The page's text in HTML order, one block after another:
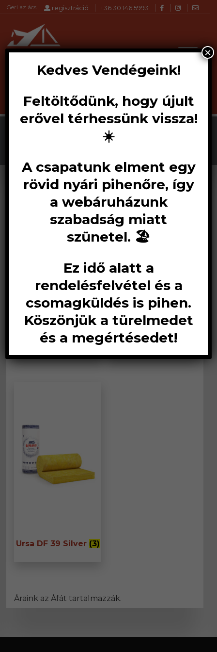
Geri az ács regisztráció +36 30 146 5993
Products
search
KERESÉS
Hőszigetelés
Knauf üveg-
ásványgyapot
szigetelések(9)
Rockwool üveg-
ásványgyapot
szigetelések(4)
Ursa DF 39 Silver (3)
Áraink az Áfát tartalmazzák.
Kedves Vendégeink!
Feltöltődünk, hogy újult
erővel térhessünk vissza!
☀️
A csapatunk elment egy
rövid nyári pihenőre, így
a webáruházunk
szabadság miatt
szünetel. 🏖️
Ez idő alatt a
rendelésfelvétel és a
csomagküldés is pihen.
Köszönjük a türelmedet
és a megértésedet!
×